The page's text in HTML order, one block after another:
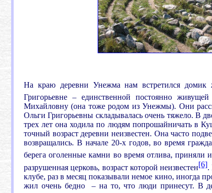
На краю деревни Унежма нам встретился домик
Григорьевне – единственной постоянно
Михайловну (она тоже родом из Унежмы). Они
Ольги Григорьевны складывалась очень тяжело. В
трех лет она ходила по людям попрошайничать в
точный возраст деревни неизвестен. Она часто
возвращались. В начале 20-х годов, во время
берега оголенные камни во время отлива, приняли
разрушенная церковь, возраст которой неизвестен[6].
клубе, раз в месяц показывали немое кино, иногда
жил очень бедно – на то, что люди принесут. В